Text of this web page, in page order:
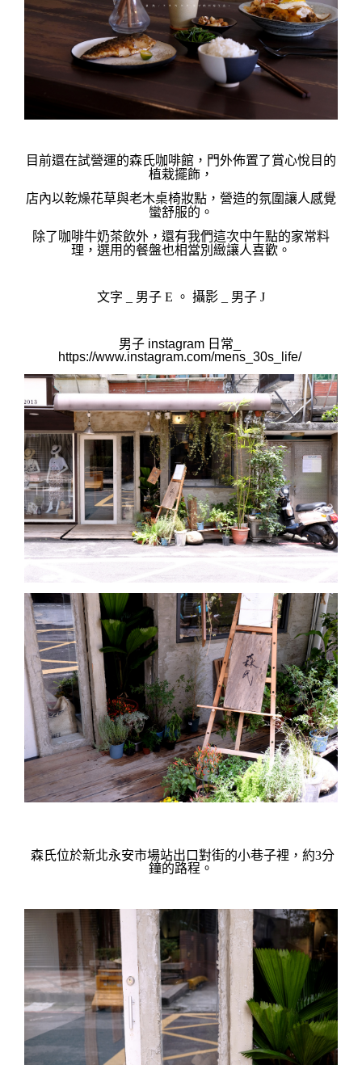
目前還在試營運的森氏咖啡館， 門外佈置了賞心悅目的
植栽擺飾 ，
店內以乾燥花草與老木桌椅妝點， 營造的氛圍讓人感覺
蠻舒服的。
除了咖啡牛奶茶飲外，還有我們這次中午點的家常料
理，選用的餐盤也相當別緻讓人喜歡。
文字 _ 男子 E 。 攝影 _ 男子 J
https://www.instagram.com/mens_30s_life/
森氏位於新北永安市場站出口對街的小巷子裡，約3分
鐘的路程。